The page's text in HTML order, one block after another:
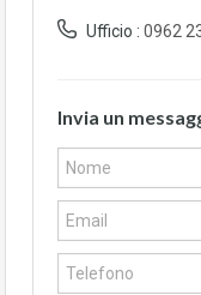
Ufficio : 0962
Invia un